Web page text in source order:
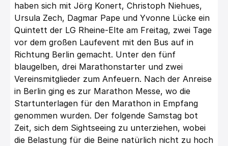
haben sich mit Jörg Konert, Christoph Niehues,
Ursula Zech, Dagmar Pape und Yvonne Lücke ein
Quintett der LG Rheine-Elte am Freitag, zwei Tage
vor dem großen Laufevent mit den Bus auf in
Richtung Berlin gemacht. Unter den fünf
blaugelben, drei Marathonstarter und zwei
Vereinsmitglieder zum Anfeuern. Nach der Anreise
in Berlin ging es zur Marathon Messe, wo die
Startunterlagen für den Marathon in Empfang
genommen wurden. Der folgende Samstag bot
Zeit, sich dem Sightseeing zu unterziehen, wobei
die Belastung für die Beine natürlich nicht zu hoch